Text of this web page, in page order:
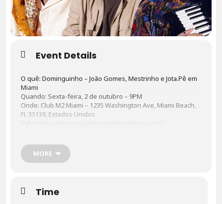
Event Details
O quê: Dominguinho – João Gomes, Mestrinho e Jota.Pê em
Miami
Quando: Sexta-feira, 2 de outubro – 9PM
Onde: Club M2 Miami – 1235 Washington Ave, Miami Beach,
FL 33139, Estados Unidos
Info:
ZA8xMjQwMjQ1NzQyODc0MTQAAafxngu7Vmy2WYctHrO4m
XgwPLacggDUXXHsvaFYSfMrsjZKhN9vD-
MORE
Time